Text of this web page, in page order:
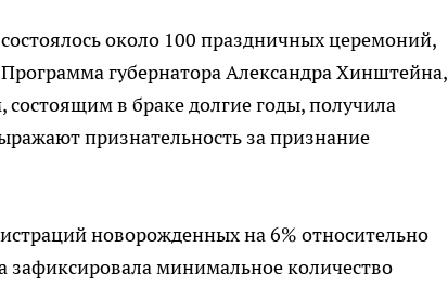
около 100 праздничных церемоний,
губернатора Александра Хинштейна,
в браке долгие годы, получила
признательность за признание
новорожденных на 6% относительно
зафиксировала минимальное количество